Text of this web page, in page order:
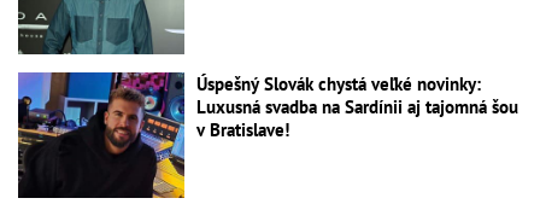
Úspešný Slovák chystá veľké novinky:
Luxusná svadba na Sardínii aj tajomná šou
v Bratislave!